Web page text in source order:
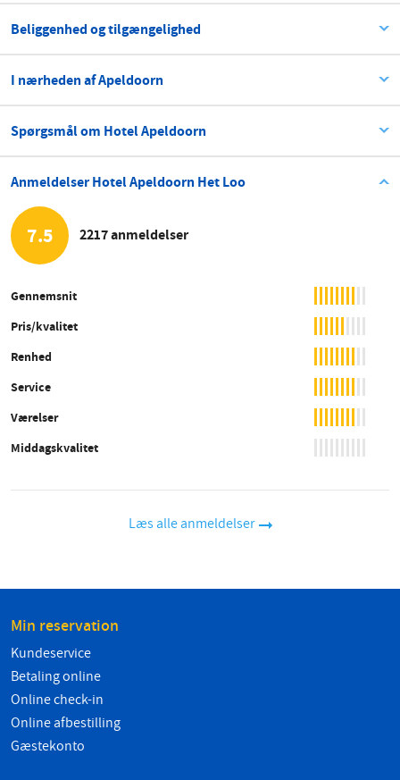
Beliggenhed og tilgængelighed
I nærheden af Apeldoorn
Spørgsmål om Hotel Apeldoorn
Anmeldelser Hotel Apeldoorn Het Loo
7.5 2217 anmeldelser
Gennemsnit
Pris/kvalitet
Renhed
Service
Værelser
Middagskvalitet
Læs alle anmeldelser
Min reservation
Kundeservice
Betaling online
Online check-in
Online afbestilling
Gæstekonto